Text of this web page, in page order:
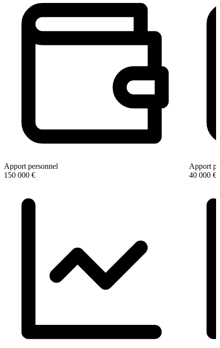
Apport personnel
150 000 €
Apport
40 000 €